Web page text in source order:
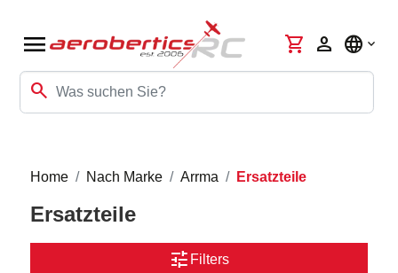
menu
search
shopping_cart person language
Home Nach Marke Arrma Ersatzteile
Ersatzteile
tune Filters